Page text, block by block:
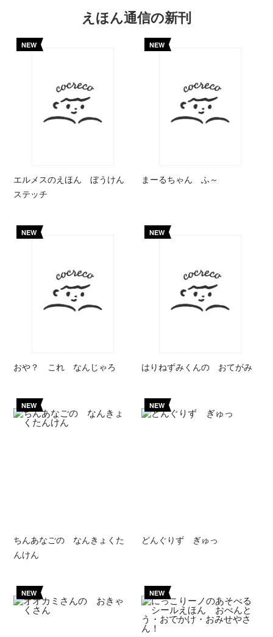
えほん通信の新刊
NEW
エルメスのえほん ぼうけん
ステッチ
NEW
まーるちゃん ふ～
NEW
おや？ これ なんじゃろ
NEW
はりねずみくんの おてがみ
NEW
ちんあなごの なんきょくた
んけん
NEW
どんぐりず ぎゅっ
NEW NEW